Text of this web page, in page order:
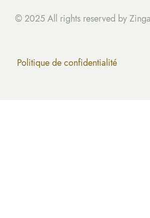
© 2025 All rights reserved by
Politique de confidentialité